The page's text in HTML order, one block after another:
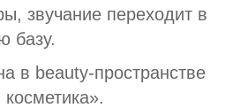
звучание переходит в
базу.
в beauty-пространстве